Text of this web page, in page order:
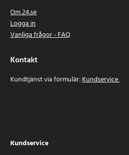
Om 24.se
Logga in
Vanliga frågor - FAQ
Kontakt
Kundtjänst via formulär:Kundservice
Kundservice